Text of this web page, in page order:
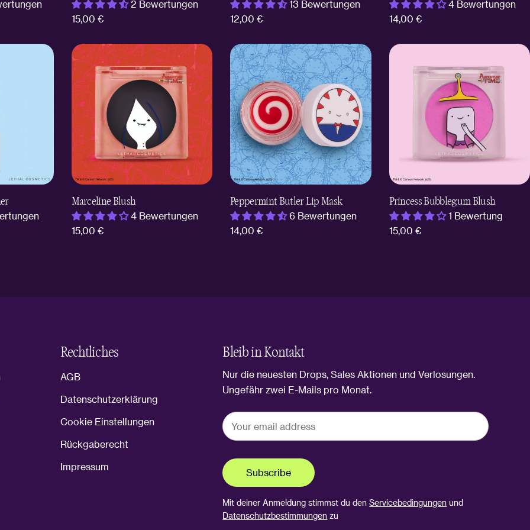
2 Bewertungen
Regulärer
15,00 €
13 Bewertungen
Regulärer
12,00 €
4 Bewertungen
Regulärer
14,00 €
Marceline Blush
4 Bewertungen
Regulärer
15,00 €
Peppermint Butler Lip Mask
6 Bewertungen
Regulärer
14,00 €
Princess Bubblegum Blush
1 Bewertung
Regulärer
15,00 €
Rechtliches
AGB
Datenschutzerklärung
Cookie Einstellungen
Rückgaberecht
Impressum
Bleib in Kontakt
Nur die neuesten Drops, Sales Aktionen und Verlosungen.
Ungefähr zwei E-Mails pro Monat.
Subscribe
Mit deiner Anmeldung stimmst du denServicebedingungen und
Datenschutzbestimmungen zu